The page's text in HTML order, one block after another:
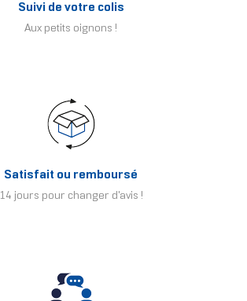
Suivi de votre colis
Aux petits oignons !
Satisfait ou remboursé
14 jours pour changer d'avis !